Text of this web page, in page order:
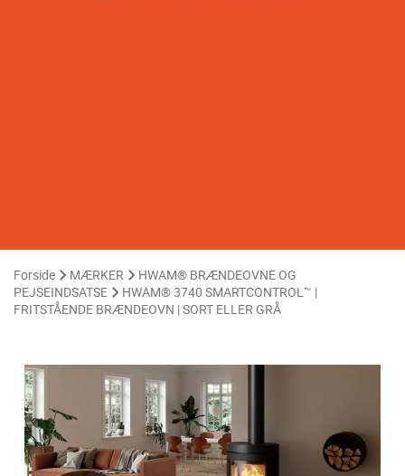
Forside MÆRKER
HWAM® BRÆNDEOVNE OG
PEJSEINDSATSE
HWAM® 3740 SMARTCONTROL™ |
FRITSTÅENDE BRÆNDEOVN | SORT ELLER GRÅ